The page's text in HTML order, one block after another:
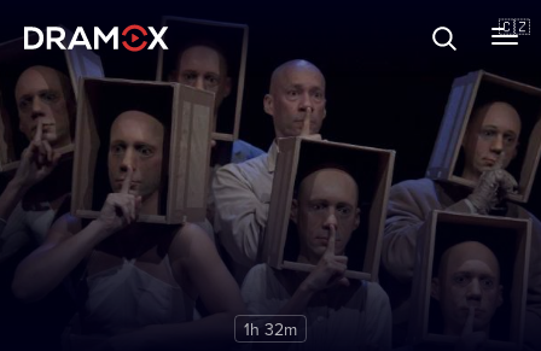
🇨🇿
Dárkové poukazy
Registrujte se
1h 32m